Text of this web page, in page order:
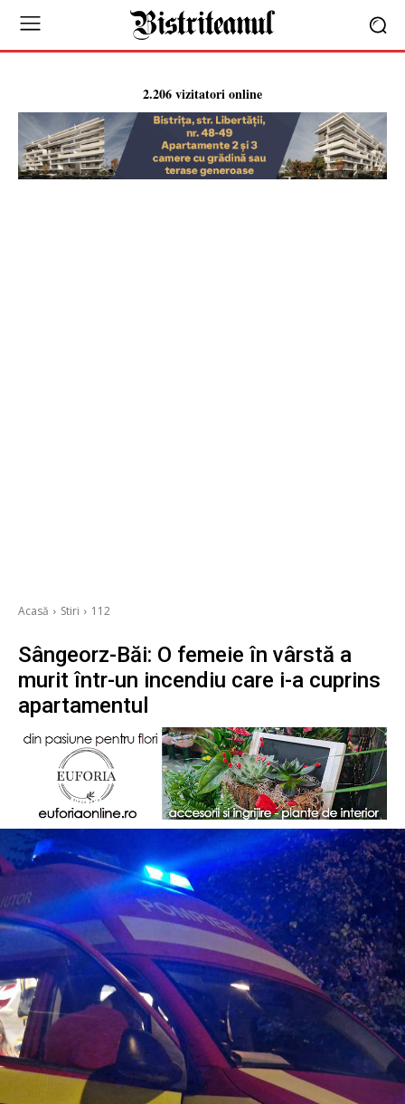
2.206 vizitatori online
Acasă Stiri 112
Sângeorz-Băi: O femeie în vârstă a
murit într-un incendiu care i-a cuprins
apartamentul